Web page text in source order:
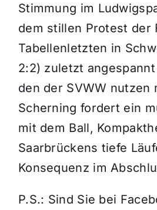
Stimmung im
dem stillen Protest der
Tabellenletzten in
2:2) zuletzt
den der SVWW nutzen
Scherning fordert ein
mit dem Ball,
Saarbrückens tiefe
Konsequenz im
P.S.: Sind Sie bei